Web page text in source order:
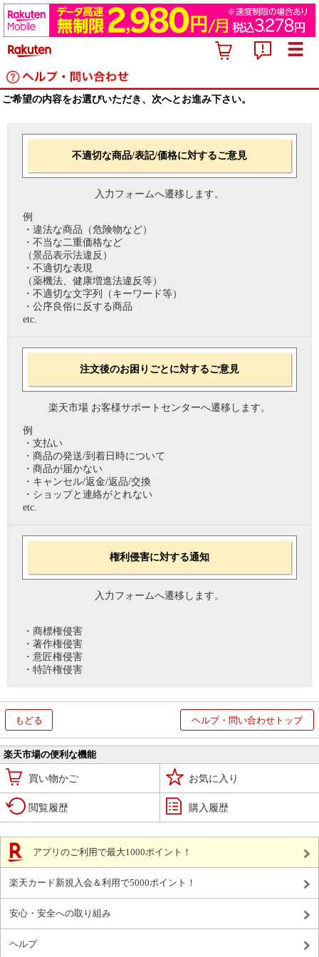
ご希望の内容をお選びいただき、次へとお進み下さい。
不適切な商品/表記/価格に対するご意見
入力フォームへ遷移します。
例
・違法な商品（危険物など）
・不当な二重価格など
（景品表示法違反）
・不適切な表現
（薬機法、健康増進法違反等）
・不適切な文字列（キーワード等）
・公序良俗に反する商品
etc.
注文後のお困りごとに対するご意見
楽天市場 お客様サポートセンターへ遷移します。
例
・支払い
・商品の発送/到着日時について
・商品が届かない
・キャンセル/返金/返品/交換
・ショップと連絡がとれない
etc.
権利侵害に対する通知
入力フォームへ遷移します。
・商標権侵害
・著作権侵害
・意匠権侵害
・特許権侵害
もどる ヘルプ・問い合わせトップ
楽天市場の便利な機能
買い物かご お気に入り
閲覧履歴 購入履歴
アプリのご利用で最大1000ポイント！
楽天カード新規入会＆利用で5000ポイント！
安心・安全への取り組み
ヘルプ